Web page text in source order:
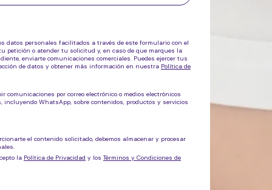
datos personales facilitados a través de este formulario con el
petición o atender tu solicitud y, en caso de que marques la
enviarte comunicaciones comerciales. Puedes ejercer tus
de datos y obtener más información en nuestra Política de
comunicaciones por correo electrónico o medios electrónicos
incluyendo WhatsApp, sobre contenidos, productos y servicios
el contenido solicitado, debemos almacenar y procesar
la Política de Privacidad y los Términos y Condiciones de